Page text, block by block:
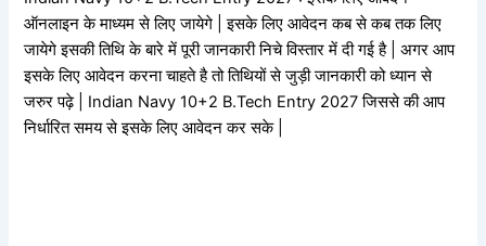
ऑनलाइन के माध्यम से लिए जायेगे | इसके लिए आवेदन कब से कब तक लिए
जायेगे इसकी तिथि के बारे में पूरी जानकारी निचे विस्तार में दी गई है | अगर आप
इसके लिए आवेदन करना चाहते है तो तिथियों से जुड़ी जानकारी को ध्यान से
जरुर पढ़े | Indian Navy 10+2 B.Tech Entry 2027 जिससे की आप
निर्धारित समय से इसके लिए आवेदन कर सके |